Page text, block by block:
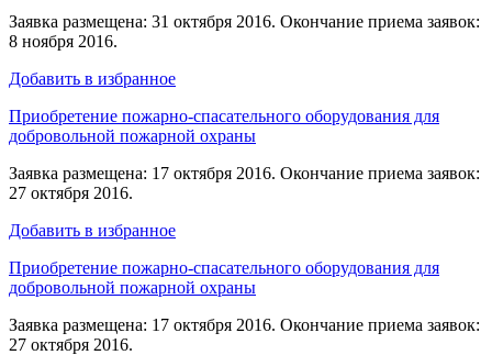
Заявка размещена: 31 октября 2016. Окончание приема заявок:
8 ноября 2016.
Добавить в избранное
Приобретение пожарно-спасательного оборудования для
добровольной пожарной охраны
Заявка размещена: 17 октября 2016. Окончание приема заявок:
27 октября 2016.
Добавить в избранное
Приобретение пожарно-спасательного оборудования для
добровольной пожарной охраны
Заявка размещена: 17 октября 2016. Окончание приема заявок:
27 октября 2016.